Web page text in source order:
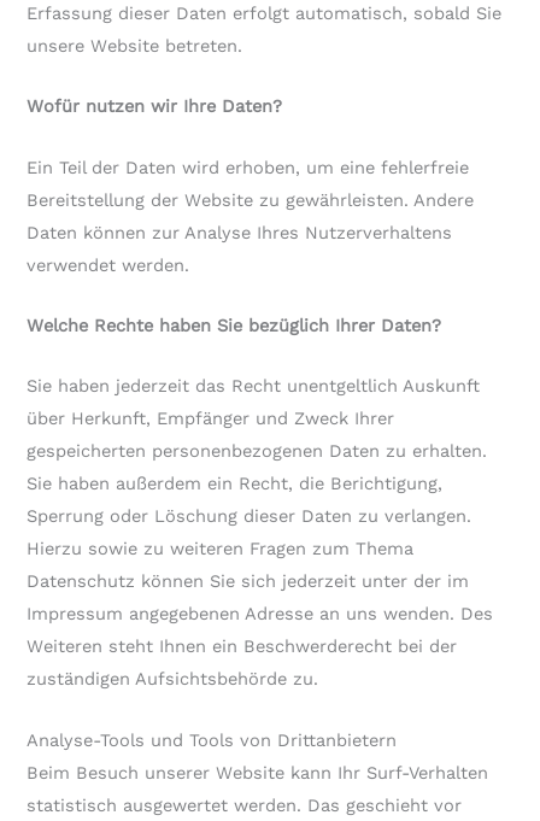
Erfassung dieser Daten erfolgt automatisch, sobald Sie
unsere Website betreten.
Wofür nutzen wir Ihre Daten?
Ein Teil der Daten wird erhoben, um eine fehlerfreie
Bereitstellung der Website zu gewährleisten. Andere
Daten können zur Analyse Ihres Nutzerverhaltens
verwendet werden.
Welche Rechte haben Sie bezüglich Ihrer Daten?
Sie haben jederzeit das Recht unentgeltlich Auskunft
über Herkunft, Empfänger und Zweck Ihrer
gespeicherten personenbezogenen Daten zu erhalten.
Sie haben außerdem ein Recht, die Berichtigung,
Sperrung oder Löschung dieser Daten zu verlangen.
Hierzu sowie zu weiteren Fragen zum Thema
Datenschutz können Sie sich jederzeit unter der im
Impressum angegebenen Adresse an uns wenden. Des
Weiteren steht Ihnen ein Beschwerderecht bei der
zuständigen Aufsichtsbehörde zu.
Analyse-Tools und Tools von Drittanbietern
Beim Besuch unserer Website kann Ihr Surf-Verhalten
statistisch ausgewertet werden. Das geschieht vor